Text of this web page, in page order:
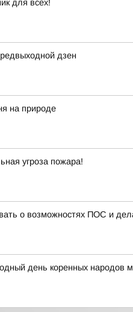
для всех!
дзен
на природе
угроза пожара!
о возможностях ПОС и
день коренных народов